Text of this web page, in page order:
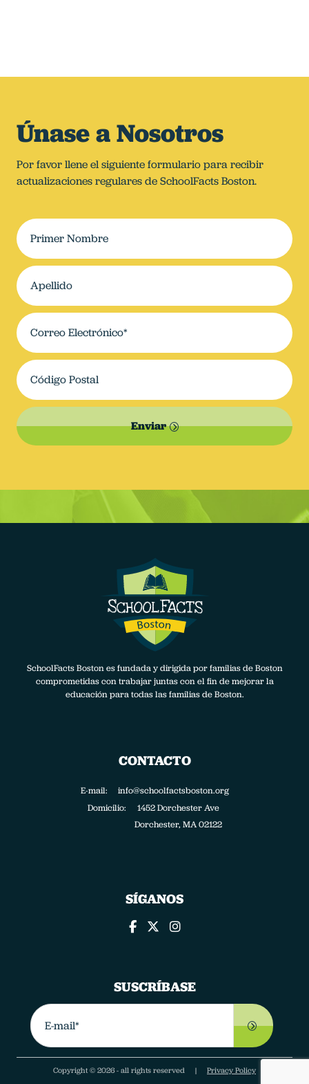
Únase a Nosotros
Por favor llene el siguiente formulario para recibir
actualizaciones regulares de SchoolFacts Boston.
Enviar
SchoolFacts Boston es fundada y dirigida por familias de Boston
comprometidas con trabajar juntas con el fin de mejorar la
educación para todas las familias de Boston.
CONTACTO
E-mail: info@schoolfactsboston.org
Domicilio:
1452 Dorchester Ave
Dorchester, MA 02122
SÍGANOS
SUSCRÍBASE
Copyright © 2026 - all rights reserved | Privacy Policy